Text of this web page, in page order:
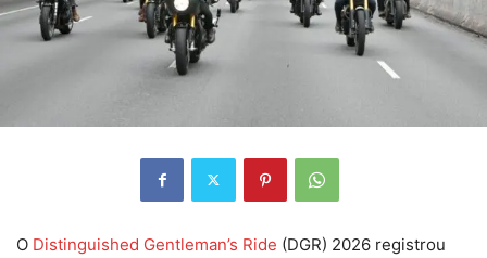
O Distinguished Gentleman’s Ride (DGR) 2026 registrou